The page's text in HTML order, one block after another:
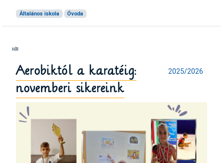
Általános iskola Óvoda
2025/2026
Aerobiktól a karatéig:
novemberi sikereink